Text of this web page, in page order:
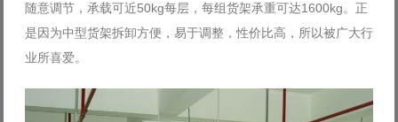
随意调节，承载可近50kg每层，每组货架承重可达1600kg。正
是因为中型货架拆卸方便，易于调整，性价比高，所以被广大行
业所喜爱。